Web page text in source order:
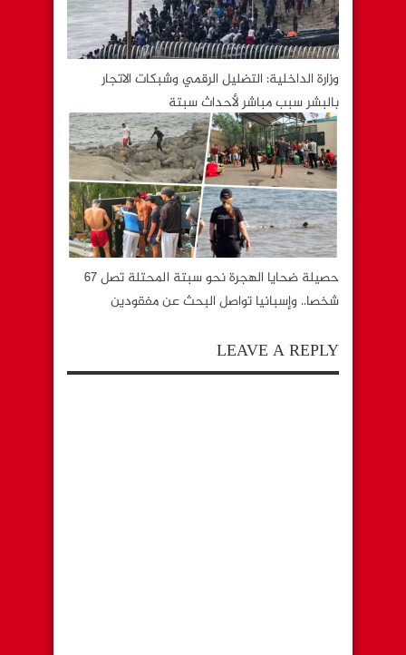
وزارة الداخلية: التضليل الرقمي وشبكات الاتجار
بالبشر سبب مباشر لأحداث سبتة
حصيلة ضحايا الهجرة نحو سبتة المحتلة تصل 67
شخصا.. وإسبانيا تواصل البحث عن مفقودين
LEAVE A REPLY